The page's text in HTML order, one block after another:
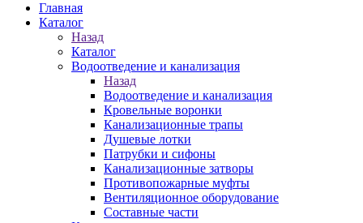
Главная
Каталог
Назад
Каталог
Водоотведение и канализация
Назад
Водоотведение и канализация
Кровельные воронки
Канализационные трапы
Душевые лотки
Патрубки и сифоны
Канализационные затворы
Противопожарные муфты
Вентиляционное оборудование
Составные части